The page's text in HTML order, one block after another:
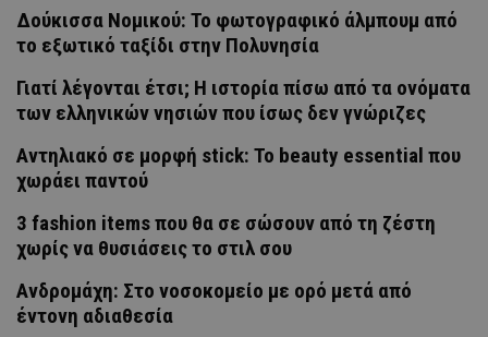
Δούκισσα Νομικού: Το φωτογραφικό άλμπουμ από
το εξωτικό ταξίδι στην Πολυνησία
Γιατί λέγονται έτσι; Η ιστορία πίσω από τα ονόματα
των ελληνικών νησιών που ίσως δεν γνώριζες
Αντηλιακό σε μορφή stick: Το beauty essential που
χωράει παντού
3 fashion items που θα σε σώσουν από τη ζέστη
χωρίς να θυσιάσεις το στιλ σου
Ανδρομάχη: Στο νοσοκομείο με ορό μετά από
έντονη αδιαθεσία